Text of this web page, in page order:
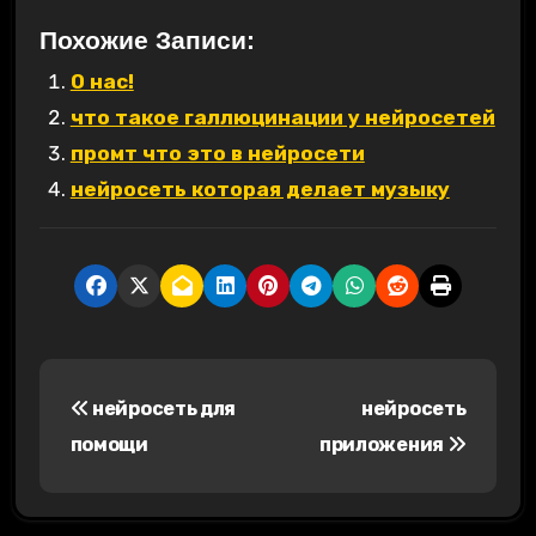
Похожие Записи:
О нас!
что такое галлюцинации у нейросетей
промт что это в нейросети
нейросеть которая делает музыку
нейросеть для
помощи
нейросеть
приложения